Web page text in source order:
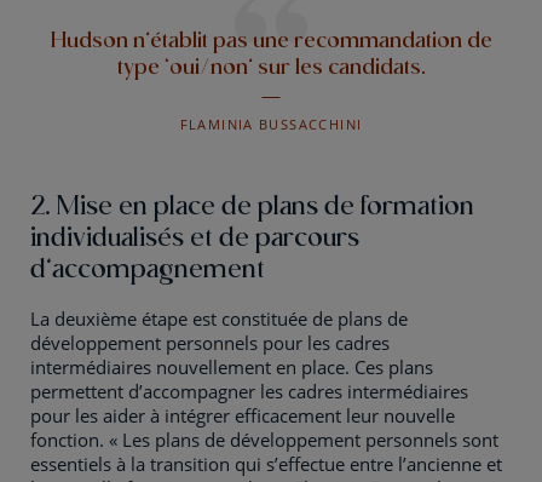
Hudson n’établit pas une recommandation de
type ‘oui/non’ sur les candidats.
FLAMINIA BUSSACCHINI
2. Mise en place de plans de formation
individualisés et de parcours
d’accompagnement
La deuxième étape est constituée de plans de
développement personnels pour les cadres
intermédiaires nouvellement en place. Ces plans
permettent d’accompagner les cadres intermédiaires
pour les aider à intégrer efficacement leur nouvelle
fonction. « Les plans de développement personnels sont
essentiels à la transition qui s’effectue entre l’ancienne et